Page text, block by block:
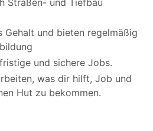
Straßen- und Tiefbau
Gehalt und bieten regelmäßig
und sichere Jobs.
was dir hilft, Job und
Hut zu bekommen.